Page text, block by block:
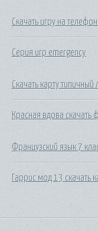
Скачать игру на
Серия игр emergency
Скачать карту типичный
Красная вдова скачать
Французский язык 7
Гаррис мод 13 скачать